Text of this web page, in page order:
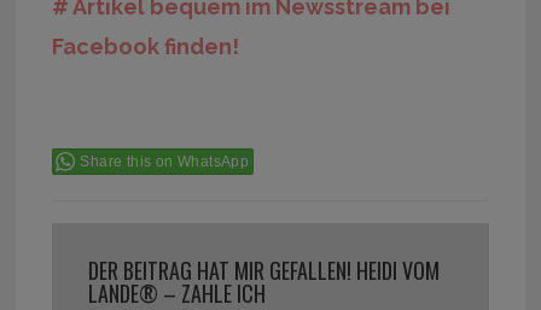
# Artikel bequem im Newsstream bei
Facebook finden!
Share this on WhatsApp
DER BEITRAG HAT MIR GEFALLEN! HEIDI VOM
LANDE® – ZAHLE ICH